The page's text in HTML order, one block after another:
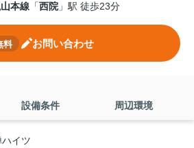
本線 「西院 」駅 徒歩23分
料 お問い合わせ
設備条件 周辺環境
イツ